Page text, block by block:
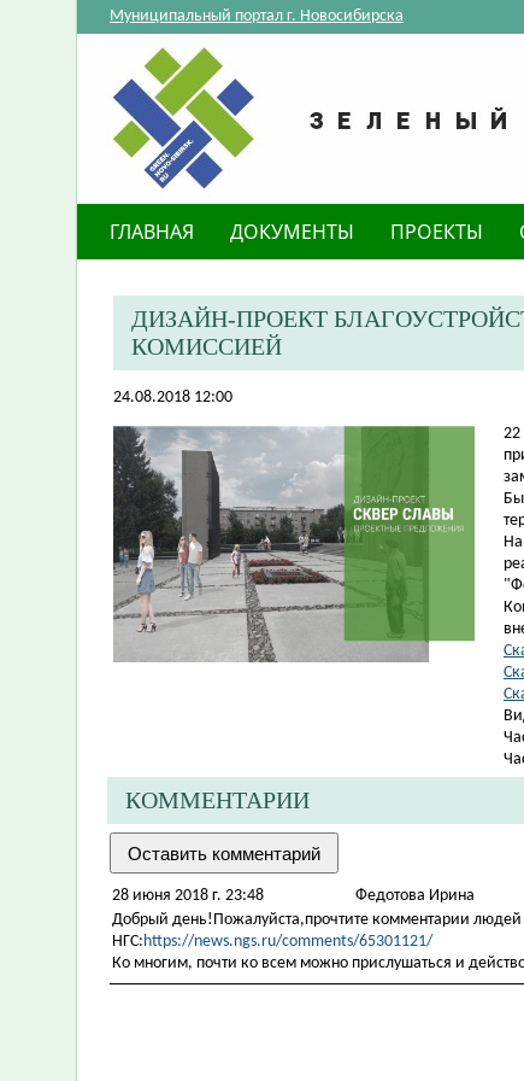
Муниципальный портал г. Новосибирска
ГЛАВНАЯ ДОКУМЕНТЫ ПРОЕКТЫ
ДИЗАЙН-ПРОЕКТ
КОМИССИЕЙ
24.08.2018 12:00
​22
КОММЕНТАРИИ
28 июня 2018 г. 23:48
Федотова Ирина
Добрый день!Пожалуйста,прочтите комментарии людей
НГС:https://news.ngs.ru/comments/65301121/
Ко многим, почти ко всем можно прислушаться и